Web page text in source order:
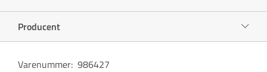
Producent
Varenummer: 986427